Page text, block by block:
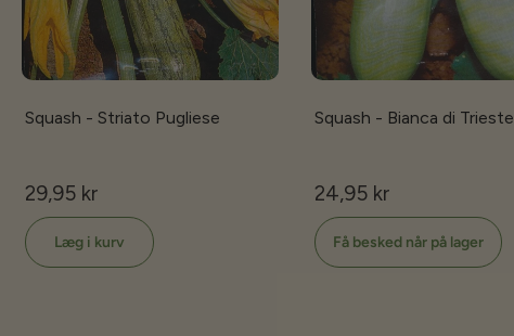
Squash - Striato Pugliese
29,95 kr
Læg i kurv
Squash - Bianca di Trieste
24,95 kr
Få besked når på lager